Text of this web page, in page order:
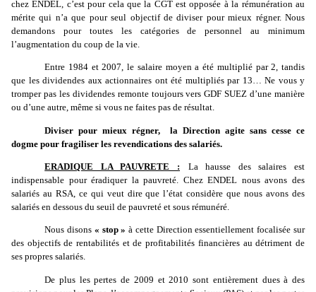
chez ENDEL, c’est pour cela que la CGT est opposée à la rémunération au
mérite qui n’a que pour seul objectif de diviser pour mieux régner. Nous
demandons pour toutes les catégories de personnel au minimum
l’augmentation du coup de la vie.
Entre 1984 et 2007, le salaire moyen a été multiplié par 2, tandis
que les dividendes aux actionnaires ont été multipliés par 13… Ne vous y
tromper pas les dividendes remonte toujours vers GDF SUEZ d’une manière
ou d’une autre, même si vous ne faites pas de résultat.
Diviser pour mieux régner,
la Direction agite sans cesse ce
dogme pour fragiliser les revendications des salariés.
ERADIQUE LA PAUVRETE :
La hausse des salaires est
indispensable pour éradiquer la pauvreté. Chez ENDEL nous avons des
salariés au RSA, ce qui veut dire que l’état considère que nous avons des
salariés en dessous du seuil de pauvreté et sous rémunéré.
Nous disons « stop » à cette Direction essentiellement focalisée sur
des objectifs de rentabilités et de profitabilités financières au détriment de
ses propres salariés.
De plus les pertes de 2009 et 2010 sont entièrement dues à des